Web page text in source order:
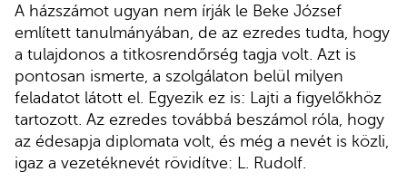
A házszámot ugyan nem írják le Beke József
említett tanulmányában, de az ezredes tudta, hogy
a tulajdonos a titkosrendőrség tagja volt. Azt is
pontosan ismerte, a szolgálaton belül milyen
feladatot látott el. Egyezik ez is: Lajti a figyelőkhöz
tartozott. Az ezredes továbbá beszámol róla, hogy
az édesapja diplomata volt, és még a nevét is közli,
igaz a vezetéknevét rövidítve: L. Rudolf.